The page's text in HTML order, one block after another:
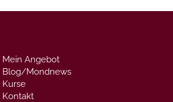
Mein Angebot
Blog/Mondnews
Kurse
Kontakt